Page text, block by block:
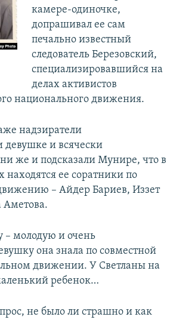
камере-одиночке,
допрашивал ее сам
печально известный
следователь Березовский,
специализировавшийся на
делах активистов
национального движения.
надзиратели
девушке и всячески
же и подсказали Мунире, что в
находятся ее соратники по
– Айдер Бариев, Иззет
Аметова.
– молодую и очень
она знала по совместной
движении. У Светланы на
ребенок…
не было ли страшно и как